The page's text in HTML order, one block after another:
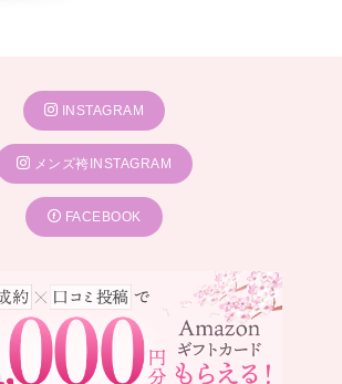
INSTAGRAM
メンズ袴INSTAGRAM
FACEBOOK